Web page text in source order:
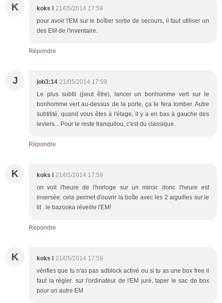
K koks l 21/05/2014 17:59
pour avoir l'EM sur le boîtier sortie de secours, il faut utiliser un
des EM de l'inventaire.
Répondre
J job3:14 21/05/2014 17:59
Le plus subtil (peut être), lancer un bonhomme vert sur le
bonhomme vert au-dessus de la porte, ça le fera tomber. Autre
subtilité, quand vous êtes à l'étage, il y a en bas à gauche des
leviers... Pour le reste tranquilou, c'est du classique.
Répondre
K koks l 21/05/2014 17:59
on voit l'heure de l'horloge sur un miroir. donc l'heure est
inversée. cela permet d'ouvrir la boîte avec les 2 aiguilles sur le
lit . le bazooka réveille l'EM!
Répondre
K koks l 21/05/2014 17:59
vérifies que tu n'as pas adblock activé ou si tu as une box free il
faut la régler. sur l'ordinateur de l'EM juré, taper le sac de box
pour un autre EM